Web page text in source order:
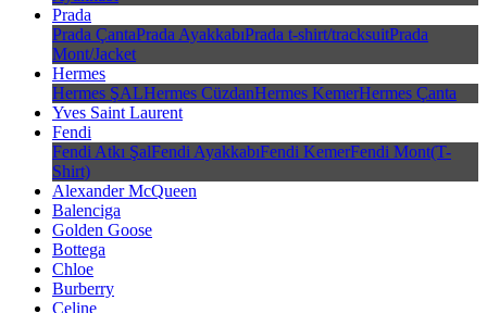
Prada
Prada ÇantaPrada AyakkabıPrada t-shirt/tracksuitPrada
Mont/Jacket
Hermes
Hermes ŞALHermes CüzdanHermes KemerHermes Çanta
Yves Saint Laurent
Fendi
Fendi Atkı ŞalFendi AyakkabıFendi KemerFendi Mont(T-
Shirt)
Alexander McQueen
Balenciga
Golden Goose
Bottega
Chloe
Burberry
Celine